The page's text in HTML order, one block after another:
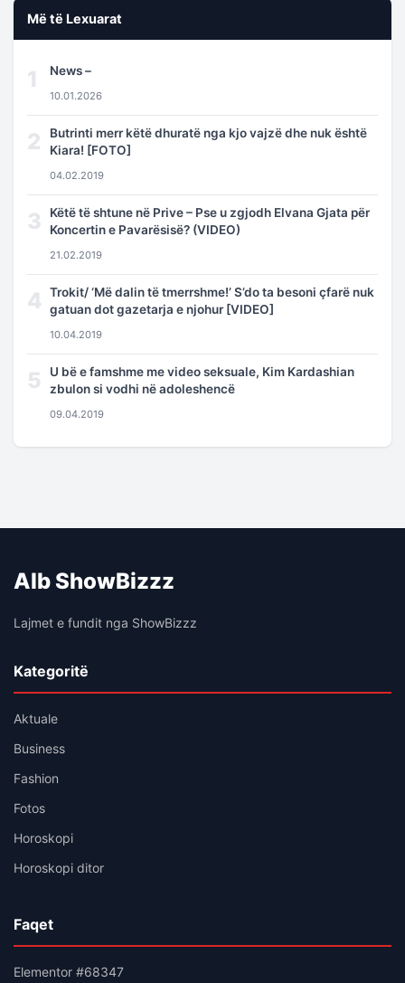
Më të Lexuarat
1 News –
10.01.2026
2
Butrinti merr këtë dhuratë nga kjo vajzë dhe nuk është
Kiara! [FOTO]
04.02.2019
3
Këtë të shtune në Prive – Pse u zgjodh Elvana Gjata për
Koncertin e Pavarësisë? (VIDEO)
21.02.2019
4
Trokit/ ‘Më dalin të tmerrshme!’ S’do ta besoni çfarë nuk
gatuan dot gazetarja e njohur [VIDEO]
10.04.2019
5
U bë e famshme me video seksuale, Kim Kardashian
zbulon si vodhi në adoleshencë
09.04.2019
Alb ShowBizzz
Lajmet e fundit nga ShowBizzz
Kategoritë
Aktuale
Business
Fashion
Fotos
Horoskopi
Horoskopi ditor
Faqet
Elementor #68347